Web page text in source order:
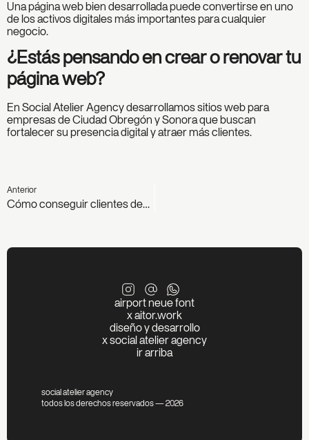
Una página web bien desarrollada puede convertirse en uno
de los activos digitales más importantes para cualquier
negocio.
¿Estás pensando en crear o renovar tu
página web?
En Social Atelier Agency desarrollamos sitios web para
empresas de Ciudad Obregón y Sonora que buscan
fortalecer su presencia digital y atraer más clientes.
Anterior
Cómo conseguir clientes desde Google sin pagar publicidad
airport neue font
x aitor.work
diseño y desarrollo
x social atelier agency
ir arriba
social atelier agency
todos los derechos reservados — 2026